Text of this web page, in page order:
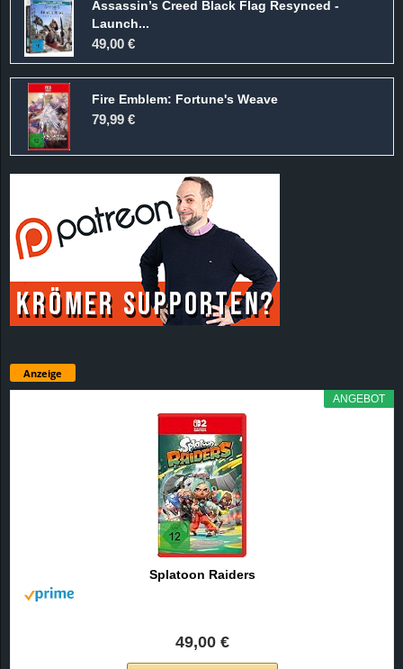
Assassin’s Creed Black Flag Resynced -
Launch...
49,00 €
Fire Emblem: Fortune's Weave
79,99 €
Anzeige
ANGEBOT
Splatoon Raiders
49,00 €